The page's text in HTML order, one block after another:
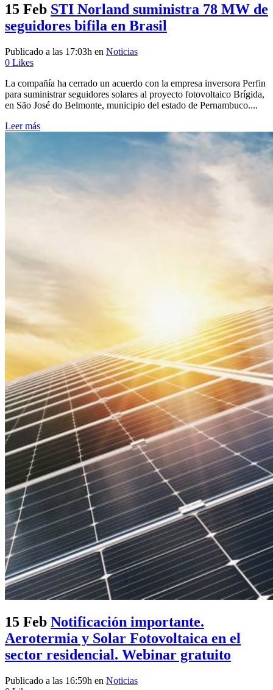
15 Feb STI Norland suministra 78 MW de
seguidores bifila en Brasil
Publicado a las 17:03h en Noticias
0 Likes
La compañía ha cerrado un acuerdo con la empresa inversora Perfin
para suministrar seguidores solares al proyecto fotovoltaico Brígida,
en São José do Belmonte, municipio del estado de Pernambuco....
Leer más
15 Feb Notificación importante.
Aerotermia y Solar Fotovoltaica en el
sector residencial. Webinar gratuito
Publicado a las 16:59h en Noticias